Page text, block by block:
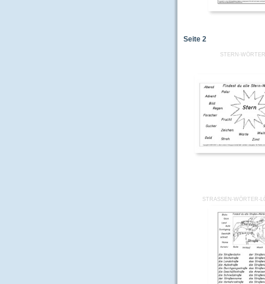
Seite 2
STERN-
STRASSEN-WÖRTER-